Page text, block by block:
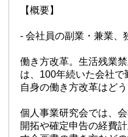
【概要】
- 会社員の副業・兼業、
働き方改革。生活残業
は、100年続いた会社
自身の働き方改革はど
個人事業研究会では、
開拓や確定申告の経費